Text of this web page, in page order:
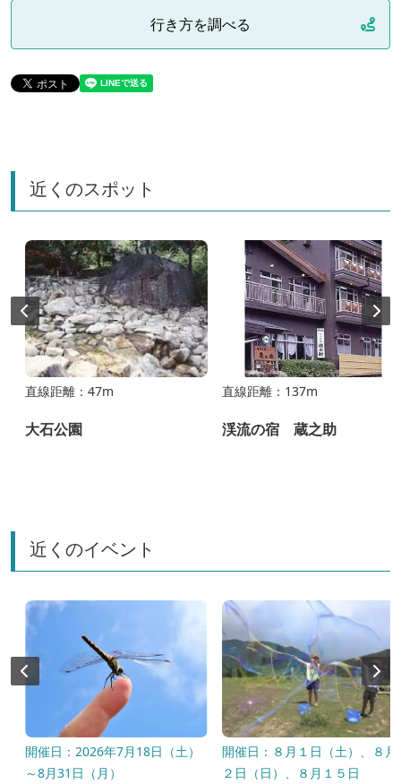
行き方を調べる
近くのスポット
直線距離：47m
大石公園
直線距離：137m
渓流の宿 蔵之助
近くのイベント
開催日：2026年7月18日（土）
～8月31日（月）
開催日：８月１日（土）、８月
２日（日）、８月１５日